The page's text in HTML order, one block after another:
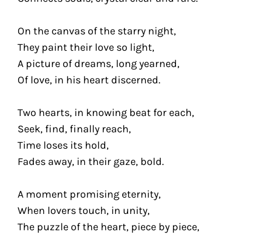
On the canvas of the starry night,
They paint their love so light,
A picture of dreams, long yearned,
Of love, in his heart discerned.
Two hearts, in knowing beat for each,
Seek, find, finally reach,
Time loses its hold,
Fades away, in their gaze, bold.
A moment promising eternity,
When lovers touch, in unity,
The puzzle of the heart, piece by piece,